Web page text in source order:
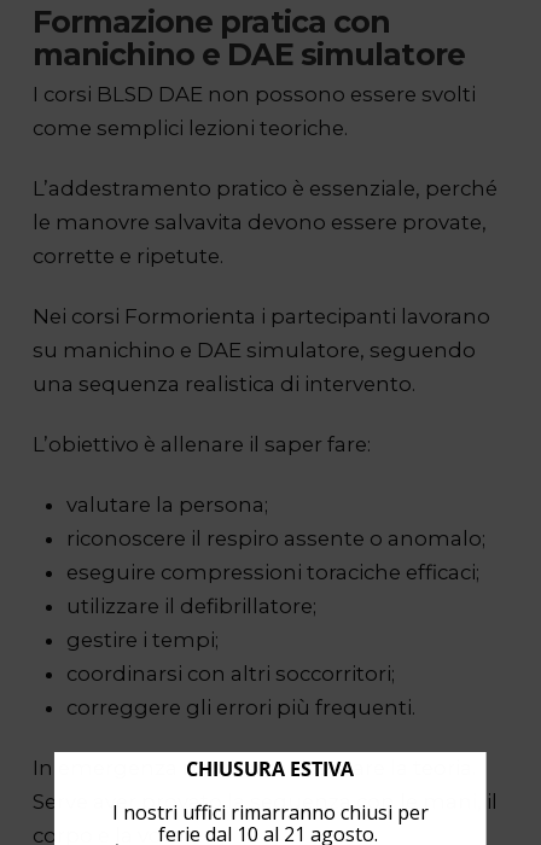
Formazione pratica con
manichino e DAE simulatore
I corsi BLSD DAE non possono essere svolti
come semplici lezioni teoriche.
L’addestramento pratico è essenziale, perché
le manovre salvavita devono essere provate,
corrette e ripetute.
Nei corsi Formorienta i partecipanti lavorano
su manichino e DAE simulatore, seguendo
una sequenza realistica di intervento.
L’obiettivo è allenare il saper fare:
valutare la persona;
riconoscere il respiro assente o anomalo;
eseguire compressioni toraciche efficaci;
utilizzare il defibrillatore;
gestire i tempi;
coordinarsi con altri soccorritori;
correggere gli errori più frequenti.
In emergenza non basta ricordare la teoria.
Serve aver provato la sequenza con le mani, il
corpo e la voce.
CHIUSURA ESTIVA
I nostri uffici rimarranno chiusi per
ferie dal 10 al 21 agosto.